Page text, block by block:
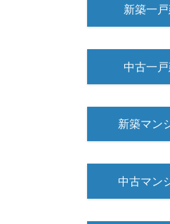
新築一
中古一
新築マン
中古マン